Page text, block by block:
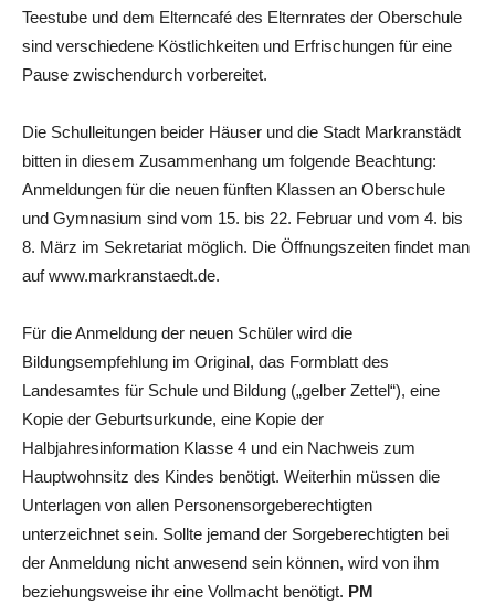
Teestube und dem Elterncafé des Elternrates der Oberschule
sind verschiedene Köstlichkeiten und Erfrischungen für eine
Pause zwischendurch vorbereitet.
Die Schulleitungen beider Häuser und die Stadt Markranstädt
bitten in diesem Zusammenhang um folgende Beachtung:
Anmeldungen für die neuen fünften Klassen an Oberschule
und Gymnasium sind vom 15. bis 22. Februar und vom 4. bis
8. März im Sekretariat möglich. Die Öffnungszeiten findet man
auf www.markranstaedt.de.
Für die Anmeldung der neuen Schüler wird die
Bildungsempfehlung im Original, das Formblatt des
Landesamtes für Schule und Bildung („gelber Zettel“), eine
Kopie der Geburtsurkunde, eine Kopie der
Halbjahresinformation Klasse 4 und ein Nachweis zum
Hauptwohnsitz des Kindes benötigt. Weiterhin müssen die
Unterlagen von allen Personensorgeberechtigten
unterzeichnet sein. Sollte jemand der Sorgeberechtigten bei
der Anmeldung nicht anwesend sein können, wird von ihm
beziehungsweise ihr eine Vollmacht benötigt. PM